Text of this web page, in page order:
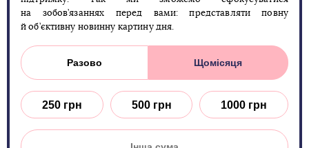
на зобов’язаннях перед вами: представляти повну
й об’єктивну новинну картину дня.
Разово Щомісяця
250 грн 500 грн 1000 грн